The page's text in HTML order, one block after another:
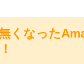
くなった